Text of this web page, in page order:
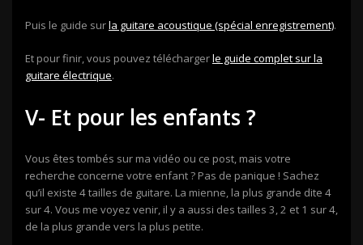
Puis le guide surla guitare acoustique (spécial enregistrement).
Et pour finir, vous pouvez téléchargerle guide complet sur la
guitare électrique.
V- Et pour les enfants ?
Vous êtes tombés sur ma vidéo ou ce post, mais votre
recherche concerne votre enfant ? Pas de panique ! Sachez
qu’il existe 4 tailles de guitare. La mienne, la plus grande dite 4
sur 4. Vous me voyez venir, il y a aussi des tailles 3, 2 et 1 sur 4,
de la plus grande vers la plus petite.